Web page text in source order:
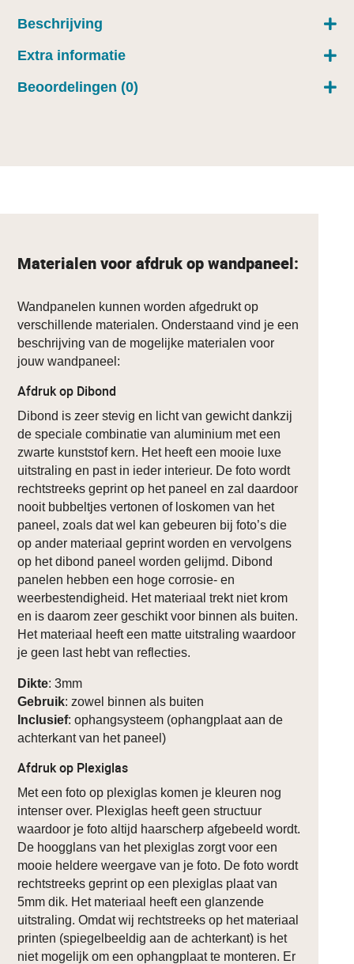
Beschrijving
Extra informatie
Beoordelingen (0)
Materialen voor afdruk op wandpaneel:
Wandpanelen kunnen worden afgedrukt op
verschillende materialen. Onderstaand vind je een
beschrijving van de mogelijke materialen voor
jouw wandpaneel:
Afdruk op Dibond
Dibond is zeer stevig en licht van gewicht dankzij
de speciale combinatie van aluminium met een
zwarte kunststof kern. Het heeft een mooie luxe
uitstraling en past in ieder interieur. De foto wordt
rechtstreeks geprint op het paneel en zal daardoor
nooit bubbeltjes vertonen of loskomen van het
paneel, zoals dat wel kan gebeuren bij foto’s die
op ander materiaal geprint worden en vervolgens
op het dibond paneel worden gelijmd. Dibond
panelen hebben een hoge corrosie- en
weerbestendigheid. Het materiaal trekt niet krom
en is daarom zeer geschikt voor binnen als buiten.
Het materiaal heeft een matte uitstraling waardoor
je geen last hebt van reflecties.
Dikte: 3mm
Gebruik: zowel binnen als buiten
Inclusief: ophangsysteem (ophangplaat aan de
achterkant van het paneel)
Afdruk op Plexiglas
Met een foto op plexiglas komen je kleuren nog
intenser over. Plexiglas heeft geen structuur
waardoor je foto altijd haarscherp afgebeeld wordt.
De hoogglans van het plexiglas zorgt voor een
mooie heldere weergave van je foto. De foto wordt
rechtstreeks geprint op een plexiglas plaat van
5mm dik. Het materiaal heeft een glanzende
uitstraling. Omdat wij rechtstreeks op het materiaal
printen (spiegelbeeldig aan de achterkant) is het
niet mogelijk om een ophangplaat te monteren. Er